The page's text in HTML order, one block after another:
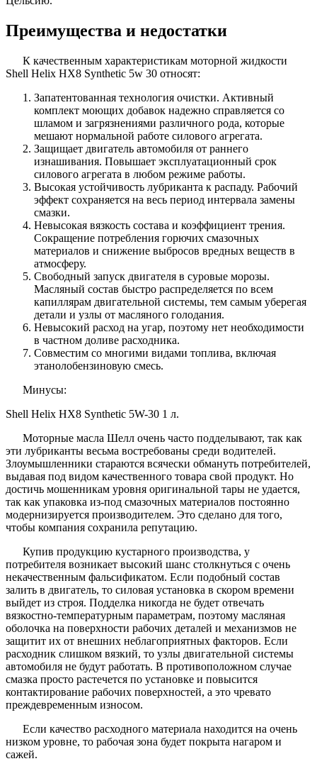
Преимущества и недостатки
К качественным характеристикам моторной жидкости
Shell Helix HX8 Synthetic 5w 30 относят:
Запатентованная технология очистки. Активный
комплект моющих добавок надежно справляется со
шламом и загрязнениями различного рода, которые
мешают нормальной работе силового агрегата.
Защищает двигатель автомобиля от раннего
изнашивания. Повышает эксплуатационный срок
силового агрегата в любом режиме работы.
Высокая устойчивость лубриканта к распаду. Рабочий
эффект сохраняется на весь период интервала замены
смазки.
Невысокая вязкость состава и коэффициент трения.
Сокращение потребления горючих смазочных
материалов и снижение выбросов вредных веществ в
атмосферу.
Свободный запуск двигателя в суровые морозы.
Масляный состав быстро распределяется по всем
капиллярам двигательной системы, тем самым уберегая
детали и узлы от масляного голодания.
Невысокий расход на угар, поэтому нет необходимости
в частном доливе расходника.
Совместим со многими видами топлива, включая
этанолобензиновую смесь.
Минусы:
Shell Helix HX8 Synthetic 5W-30 1 л.
Моторные масла Шелл очень часто подделывают, так как
эти лубриканты весьма востребованы среди водителей.
Злоумышленники стараются всячески обмануть потребителей,
выдавая под видом качественного товара свой продукт. Но
достичь мошенникам уровня оригинальной тары не удается,
так как упаковка из-под смазочных материалов постоянно
модернизируется производителем. Это сделано для того,
чтобы компания сохранила репутацию.
Купив продукцию кустарного производства, у
потребителя возникает высокий шанс столкнуться с очень
некачественным фальсификатом. Если подобный состав
залить в двигатель, то силовая установка в скором времени
выйдет из строя. Подделка никогда не будет отвечать
вязкостно-температурным параметрам, поэтому масляная
оболочка на поверхности рабочих деталей и механизмов не
защитит их от внешних неблагоприятных факторов. Если
расходник слишком вязкий, то узлы двигательной системы
автомобиля не будут работать. В противоположном случае
смазка просто растечется по установке и повысится
контактирование рабочих поверхностей, а это чревато
преждевременным износом.
Если качество расходного материала находится на очень
низком уровне, то рабочая зона будет покрыта нагаром и
сажей.